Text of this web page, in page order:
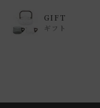
GIFT
ギフト